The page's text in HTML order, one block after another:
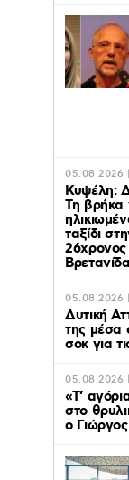
05.08.2026
Κυψέλη:
Τη βρήκα
ταξίδι
26χρονος
05.08.2026
Δυτική
της μέσα
σοκ για
05.08.2026
«Τ’
στο
ο